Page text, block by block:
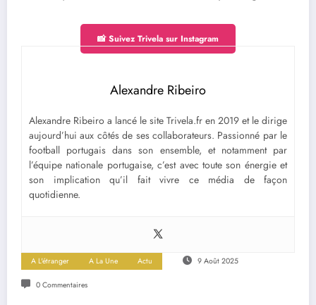
📸 Suivez Trivela sur Instagram
Alexandre Ribeiro
Alexandre Ribeiro a lancé le site Trivela.fr en 2019 et le dirige
aujourd’hui aux côtés de ses collaborateurs. Passionné par le
football portugais dans son ensemble, et notamment par
l’équipe nationale portugaise, c’est avec toute son énergie et
son implication qu’il fait vivre ce média de façon
quotidienne.
A L'étranger A La Une Actu 9 Août 2025
0 Commentaires